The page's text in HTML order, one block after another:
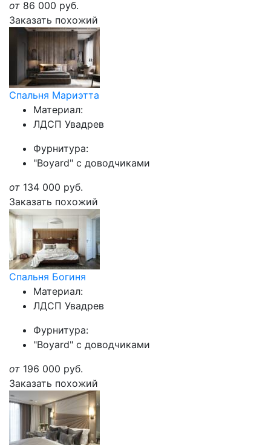
от 86 000 руб.
Заказать похожий
Спальня Мариэтта
Материал:
ЛДСП Увадрев
Фурнитура:
"Boyard" с доводчиками
от 134 000 руб.
Заказать похожий
Спальня Богиня
Материал:
ЛДСП Увадрев
Фурнитура:
"Boyard" с доводчиками
от 196 000 руб.
Заказать похожий